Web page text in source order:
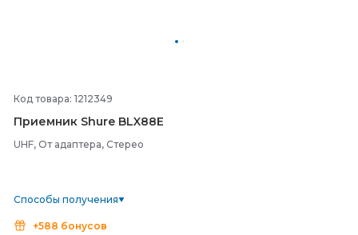
Код товара: 1212349
Приемник Shure BLX88E
UHF, От адаптера, Стерео
Способы получения
+588 бонусов